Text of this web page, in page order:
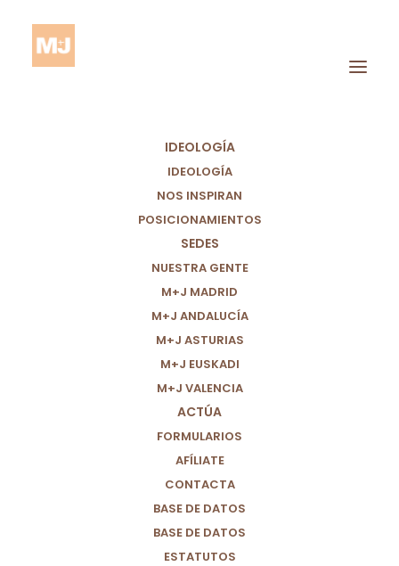
IDEOLOGÍA
IDEOLOGÍA
NOS INSPIRAN
POSICIONAMIENTOS
SEDES
NUESTRA GENTE
M+J MADRID
M+J ANDALUCÍA
M+J ASTURIAS
M+J EUSKADI
M+J VALENCIA
ACTÚA
FORMULARIOS
AFÍLIATE
CONTACTA
BASE DE DATOS
BASE DE DATOS
ESTATUTOS
Inspiración